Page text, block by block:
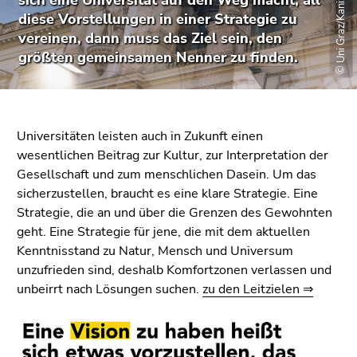
Sie diesen
Link.
Zum
Inhalt
1)
Zur
Positionsanzeige
(Zugriffstaste
2)
Zur
Hauptnavigation
(Zugriffstaste
3)
Unternavigation
(Zugriffstaste
diese Vorstellungen in einer Strategie zu
vereinen, dann muss das Ziel sein, den
größten gemeinsamen Nenner zu finden.
© Uni Graz/Kanizaj
Universitäten leisten auch in Zukunft einen
wesentlichen Beitrag zur Kultur, zur Interpretation der
Gesellschaft und zum menschlichen Dasein. Um das
sicherzustellen, braucht es eine klare Strategie. Eine
Strategie, die an und über die Grenzen des Gewohnten
geht. Eine Strategie für jene, die mit dem aktuellen
Kenntnisstand zu Natur, Mensch und Universum
unzufrieden sind, deshalb Komfortzonen verlassen und
unbeirrt nach Lösungen suchen. zu den Leitzielen ⇒